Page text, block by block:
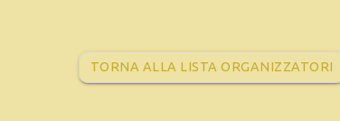
TORNA ALLA LISTA ORGANIZZATORI